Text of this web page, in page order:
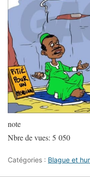
note
Nbre de vues: 5 050
Catégories : Blague et